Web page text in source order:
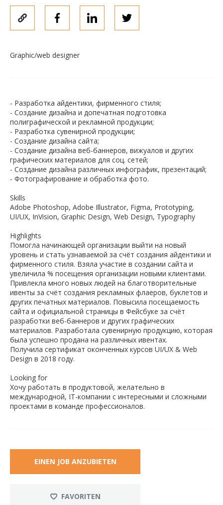
Graphic/web designer
- Разработка айдентики, фирменного стиля;
- Создание дизайна и допечатная подготовка
полиграфической и рекламной продукции;
- Разработка сувенирной продукции;
- Создание дизайна сайта;
- Создание дизайна веб-баннеров, вижуалов и других
графических материалов для соц. сетей;
- Создание дизайна различных инфографик, презентаций;
- Фотографирование и обработка фото.
Skills
Adobe Photoshop, Adobe Illustrator, Figma, Prototyping,
UI/UX, InVision, Graphic Design, Web Design, Typography
Highlights
Помогла начинающей организации выйти на новый
уровень и стать узнаваемой за счёт создания айдентики и
фирменного стиля. Взяла участие в создании сайта и
увеличила % посещения организации новыми клиентами.
Привлекла много новых людей на благотворительные
ивенты за счёт создания рекламных флаеров, буклетов и
других печатных материалов. Повысила посещаемость
сайта и официальной страницы в Фейсбуке за счёт
разработки веб-баннеров и других графических
материалов. Разработала сувенирную продукцию, которая
была успешно продана на различных ивентах.
Получила сертификат оконченных курсов UI/UX & Web
Design в 2018 году.
Looking for
Хочу работать в продуктовой, желательно в
международной, IT-компании с интересными и сложными
проектами в команде профессионалов.
EINEN JOB ANZUBIETEN
FAVORITEN